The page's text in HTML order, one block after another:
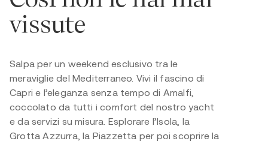
vissute
Salpa per un weekend esclusivo tra le
meraviglie del Mediterraneo. Vivi il fascino di
Capri e l’eleganza senza tempo di Amalfi,
coccolato da tutti i comfort del nostro yacht
e da servizi su misura. Esplorare l’Isola, la
Grotta Azzurra, la Piazzetta per poi scoprire la